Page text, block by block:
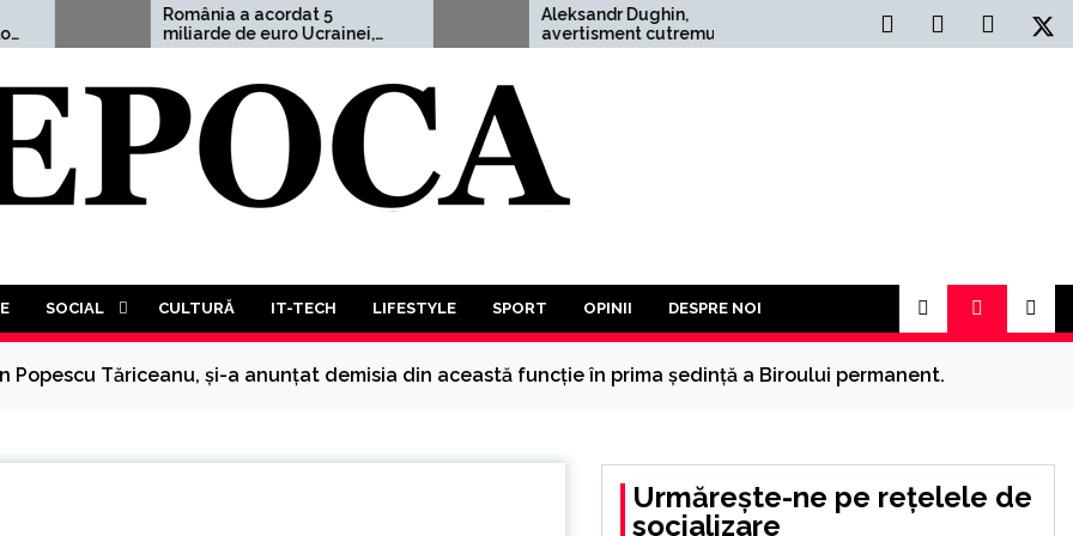
România a acordat 5
miliarde de euro Ucrainei,
adică 1,5% din PIB
Aleksandr Dughin,
avertisment cutremurător:
”Un Al Treilea Război
decât probabil. În acest an
va trebui să participăm la o
luptă a tuturor împotriva
tuturor”
Situația Politică Actuală din
România: O Analiză
Comprehensivă
SOCIAL CULTURĂ IT-TECH LIFESTYLE SPORT OPINII DESPRE NOI
Popescu Tăriceanu, și-a anunțat demisia din această funcție în prima şedinţă a Biroului permanent.
Urmărește-ne pe rețelele de
socializare